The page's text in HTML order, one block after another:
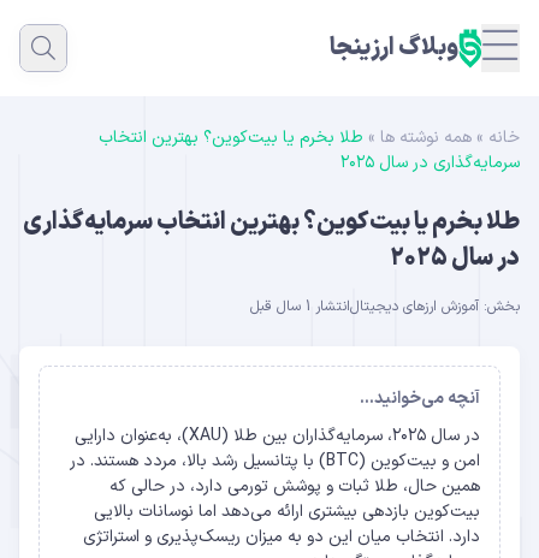
وبلاگ ارزینجا
خانه » همه نوشته ها » طلا بخرم یا بیت‌کوین؟ بهترین انتخاب
سرمایه‌گذاری در سال ۲۰۲۵
طلا بخرم یا بیت‌کوین؟ بهترین انتخاب سرمایه‌گذاری
در سال ۲۰۲۵
بخش: آموزش ارزهای دیجیتالانتشار 1 سال قبل
آنچه می‌خوانید...
در سال ۲۰۲۵، سرمایه‌گذاران بین طلا (XAU)، به‌عنوان دارایی
امن و بیت‌کوین (BTC) با پتانسیل رشد بالا، مردد هستند. در
همین حال، طلا ثبات و پوشش تورمی دارد، در حالی که
بیت‌کوین بازدهی بیشتری ارائه می‌دهد اما نوسانات بالایی
دارد. انتخاب میان این دو به میزان ریسک‌پذیری و استراتژی